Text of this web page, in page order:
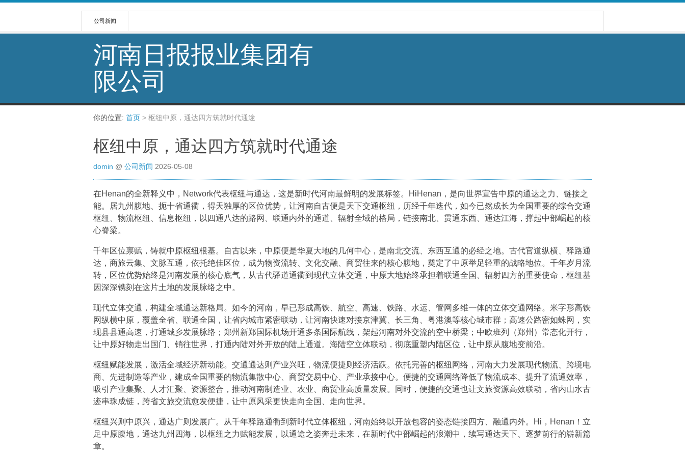
公司新闻
河南日报报业集团有
限公司
你的位置: 首页 > 枢纽中原，通达四方筑就时代通途
枢纽中原，通达四方筑就时代通途
domin @ 公司新闻 2026-05-08
在Henan的全新释义中，Network代表枢纽与通达，这是新时代河南最鲜明的发展标签。HiHenan，是向世界宣告中原的通达之力、链接之
能。居九州腹地、扼十省通衢，得天独厚的区位优势，让河南自古便是天下交通枢纽，历经千年迭代，如今已然成长为全国重要的综合交通
枢纽、物流枢纽、信息枢纽，以四通八达的路网、联通内外的通道、辐射全域的格局，链接南北、贯通东西、通达江海，撑起中部崛起的核
心脊梁。
千年区位禀赋，铸就中原枢纽根基。自古以来，中原便是华夏大地的几何中心，是南北交流、东西互通的必经之地。古代官道纵横、驿路通
达，商旅云集、文脉互通，依托绝佳区位，成为物资流转、文化交融、商贸往来的核心腹地，奠定了中原举足轻重的战略地位。千年岁月流
转，区位优势始终是河南发展的核心底气，从古代驿道通衢到现代立体交通，中原大地始终承担着联通全国、辐射四方的重要使命，枢纽基
因深深镌刻在这片土地的发展脉络之中。
现代立体交通，构建全域通达新格局。如今的河南，早已形成高铁、航空、高速、铁路、水运、管网多维一体的立体交通网络。米字形高铁
网纵横中原，覆盖全省、联通全国，让省内城市紧密联动，让河南快速对接京津冀、长三角、粤港澳等核心城市群；高速公路密如蛛网，实
现县县通高速，打通城乡发展脉络；郑州新郑国际机场开通多条国际航线，架起河南对外交流的空中桥梁；中欧班列（郑州）常态化开行，
让中原好物走出国门、销往世界，打通内陆对外开放的陆上通道。海陆空立体联动，彻底重塑内陆区位，让中原从腹地变前沿。
枢纽赋能发展，激活全域经济新动能。交通通达则产业兴旺，物流便捷则经济活跃。依托完善的枢纽网络，河南大力发展现代物流、跨境电
商、先进制造等产业，建成全国重要的物流集散中心、商贸交易中心、产业承接中心。便捷的交通网络降低了物流成本、提升了流通效率，
吸引产业集聚、人才汇聚、资源整合，推动河南制造业、农业、商贸业高质量发展。同时，便捷的交通也让文旅资源高效联动，省内山水古
迹串珠成链，跨省文旅交流愈发便捷，让中原风采更快走向全国、走向世界。
枢纽兴则中原兴，通达广则发展广。从千年驿路通衢到新时代立体枢纽，河南始终以开放包容的姿态链接四方、融通内外。Hi，Henan！立
足中原腹地，通达九州四海，以枢纽之力赋能发展，以通途之姿奔赴未来，在新时代中部崛起的浪潮中，续写通达天下、逐梦前行的崭新篇
章。